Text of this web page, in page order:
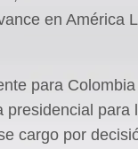
en América
para
presidencial para
cargo por